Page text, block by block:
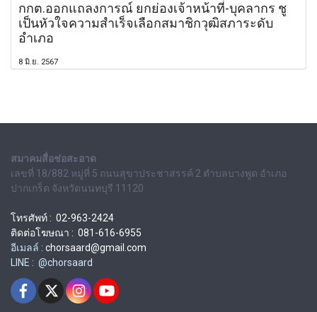
กกต.ออกแถลงการณ์ ยกย่องเจ้าหน้าที่-บุคลากร ชู
เป็นหัวใจความสำเร็จเลือกสมาชิกวุฒิสภาระดับ
อำเภอ
8 มิ.ย. 2567
สมาคมสื่อช่อสะอาด
เลขที่ 18/882 หมู่ที่ 5 ถนนสุขาประชาสรรค์ 2 ตำบลบางพูด อำเภอ
ปากเกร็ด จังหวัดนนทบุรี 11120
โทรศัพท์ : 02-963-2424
ติดต่อโฆษณา : 081-616-6955
อีเมลล์ : chorsaard@gmail.com
LINE : @chorsaard